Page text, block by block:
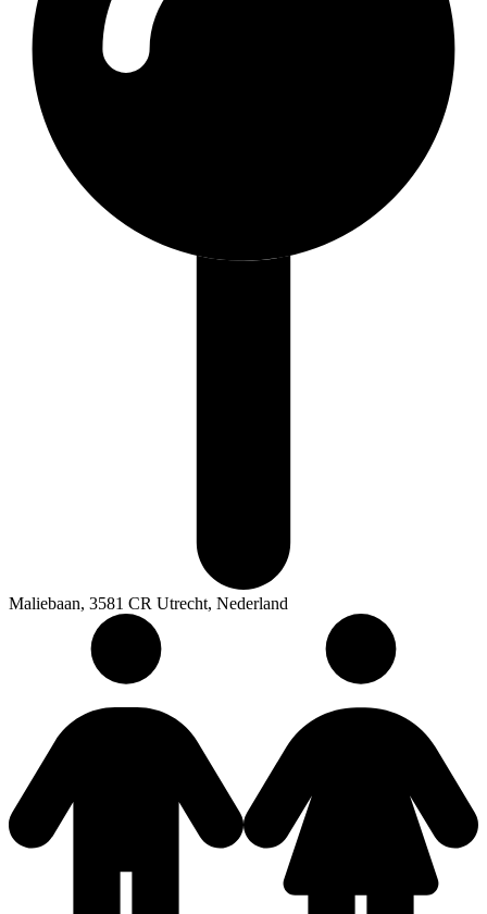
Maliebaan, 3581 CR Utrecht, Nederland